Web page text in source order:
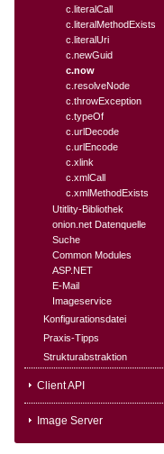
c.literalCall
c.literalMethodExists
c.literalUri
c.newGuid
c.now
c.resolveNode
c.throwException
c.typeOf
c.urlDecode
c.urlEncode
c.xlink
c.xmlCall
c.xmlMethodExists
Utitlity-Bibliothek
onion.net Datenquelle
Suche
Common Modules
ASP.NET
E-Mail
Imageservice
Konfigurationsdatei
Praxis-Tipps
Strukturabstraktion
Client API
Image Server